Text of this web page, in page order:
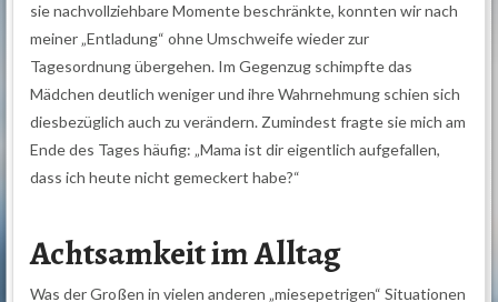
sie nachvollziehbare Momente beschränkte, konnten wir nach
meiner „Entladung“ ohne Umschweife wieder zur
Tagesordnung übergehen. Im Gegenzug schimpfte das
Mädchen deutlich weniger und ihre Wahrnehmung schien sich
diesbezüglich auch zu verändern. Zumindest fragte sie mich am
Ende des Tages häufig: „Mama ist dir eigentlich aufgefallen,
dass ich heute nicht gemeckert habe?“
Achtsamkeit im Alltag
Was der Großen in vielen anderen „miesepetrigen“ Situationen